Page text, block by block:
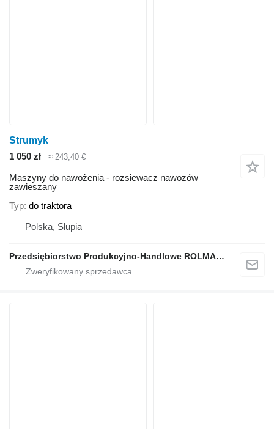
Strumyk
1 050 zł
≈ 243,40 €
Maszyny do nawożenia - rozsiewacz nawozów
zawieszany
Typ do traktora
Polska, Słupia
Przedsiębiorstwo Produkcyjno-Handlowe ROLMAPOL Marcin Dziekan